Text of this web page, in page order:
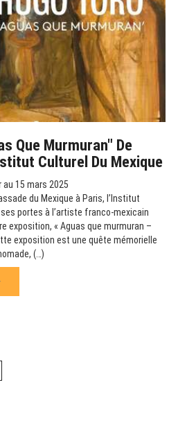
Que Murmuran" De
Culturel Du Mexique
au 15 mars 2025
du Mexique à Paris, l’Institut
portes à l’artiste franco-mexicain
exposition, « Aguas que murmuran –
exposition est une quête mémorielle
(…)